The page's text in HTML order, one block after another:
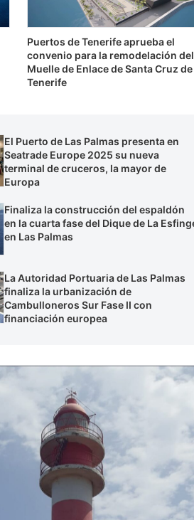
Puertos de Tenerife aprueba el
convenio para la remodelación del
Muelle de Enlace de Santa Cruz de
Tenerife
El Puerto de Las Palmas presenta en
Seatrade Europe 2025 su nueva
terminal de cruceros, la mayor de
Europa
Finaliza la construcción del espaldón
en la cuarta fase del Dique de La
en Las Palmas
La Autoridad Portuaria de Las Palmas
finaliza la urbanización de
Cambulloneros Sur Fase II con
financiación europea